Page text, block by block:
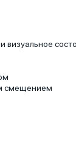
визуальное
смещением